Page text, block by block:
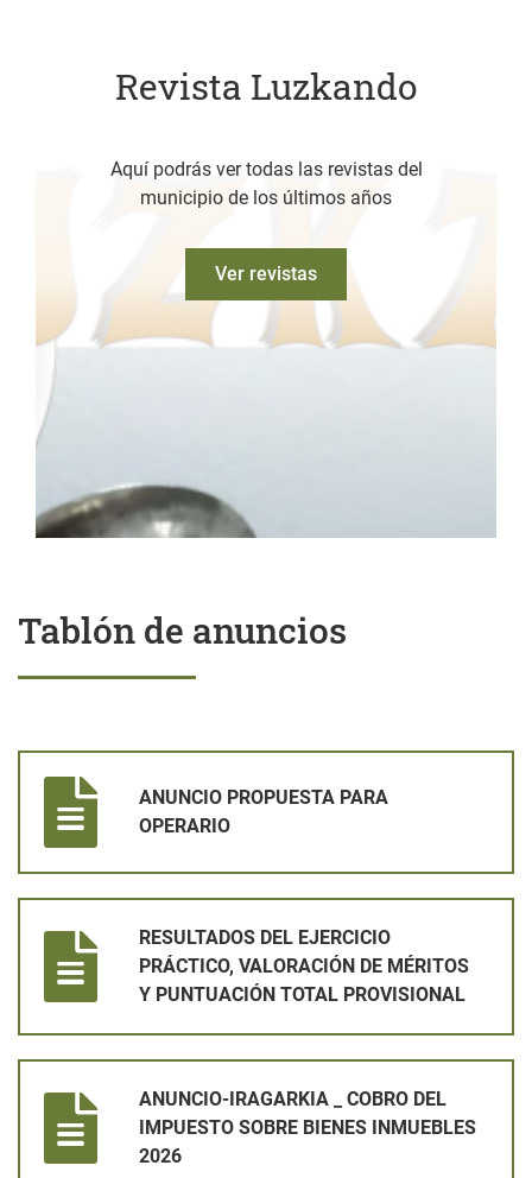
Revista Luzkando
Aquí podrás ver todas las revistas del
municipio de los últimos años
Ver revistas
Tablón de anuncios
ANUNCIO PROPUESTA PARA
OPERARIO
RESULTADOS DEL EJERCICIO
PRÁCTICO, VALORACIÓN DE MÉRITOS
Y PUNTUACIÓN TOTAL PROVISIONAL
ANUNCIO-IRAGARKIA _ COBRO DEL
IMPUESTO SOBRE BIENES INMUEBLES
2026